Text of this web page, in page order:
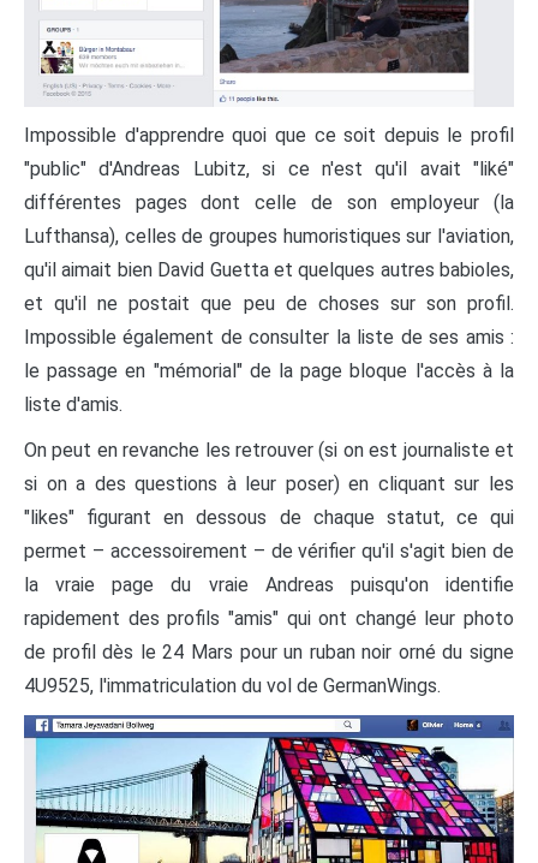
Impossible d'apprendre quoi que ce soit depuis le profil
"public" d'Andreas Lubitz, si ce n'est qu'il avait "liké"
différentes pages dont celle de son employeur (la
Lufthansa), celles de groupes humoristiques sur l'aviation,
qu'il aimait bien David Guetta et quelques autres babioles,
et qu'il ne postait que peu de choses sur son profil.
Impossible également de consulter la liste de ses amis :
le passage en "mémorial" de la page bloque l'accès à la
liste d'amis.
On peut en revanche les retrouver (si on est journaliste et
si on a des questions à leur poser) en cliquant sur les
"likes" figurant en dessous de chaque statut, ce qui
permet – accessoirement – de vérifier qu'il s'agit bien de
la vraie page du vraie Andreas puisqu'on identifie
rapidement des profils "amis" qui ont changé leur photo
de profil dès le 24 Mars pour un ruban noir orné du signe
4U9525, l'immatriculation du vol de GermanWings.